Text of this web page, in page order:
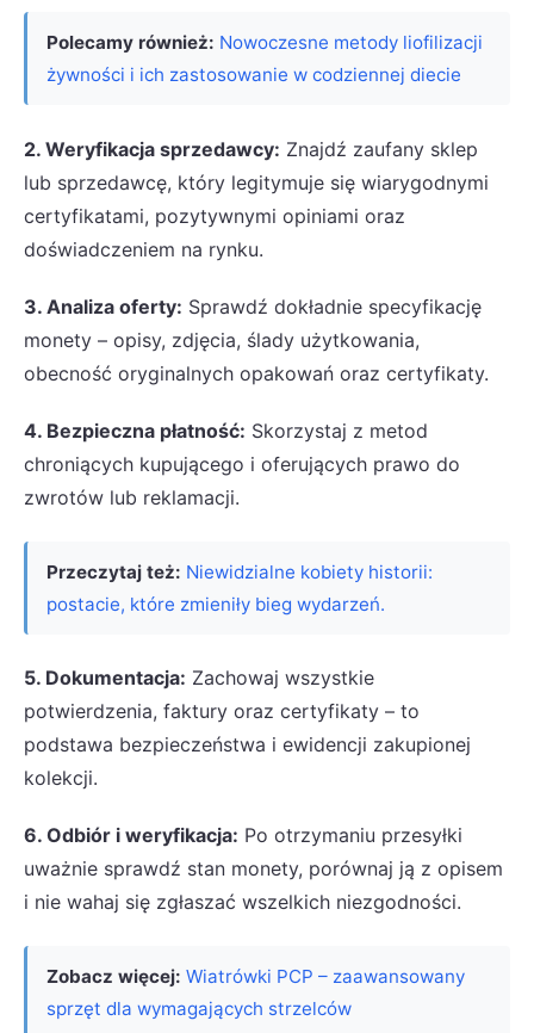
Polecamy również: Nowoczesne metody liofilizacji
żywności i ich zastosowanie w codziennej diecie
2. Weryfikacja sprzedawcy: Znajdź zaufany sklep
lub sprzedawcę, który legitymuje się wiarygodnymi
certyfikatami, pozytywnymi opiniami oraz
doświadczeniem na rynku.
3. Analiza oferty: Sprawdź dokładnie specyfikację
monety – opisy, zdjęcia, ślady użytkowania,
obecność oryginalnych opakowań oraz certyfikaty.
4. Bezpieczna płatność: Skorzystaj z metod
chroniących kupującego i oferujących prawo do
zwrotów lub reklamacji.
Przeczytaj też: Niewidzialne kobiety historii:
postacie, które zmieniły bieg wydarzeń.
5. Dokumentacja: Zachowaj wszystkie
potwierdzenia, faktury oraz certyfikaty – to
podstawa bezpieczeństwa i ewidencji zakupionej
kolekcji.
6. Odbiór i weryfikacja: Po otrzymaniu przesyłki
uważnie sprawdź stan monety, porównaj ją z opisem
i nie wahaj się zgłaszać wszelkich niezgodności.
Zobacz więcej: Wiatrówki PCP – zaawansowany
sprzęt dla wymagających strzelców